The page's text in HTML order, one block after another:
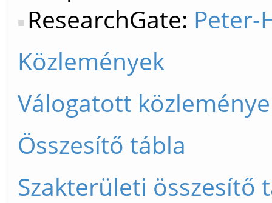
ResearchGate: Peter-
Közlemények
Válogatott
Összesítő tábla
Szakterületi összesítő